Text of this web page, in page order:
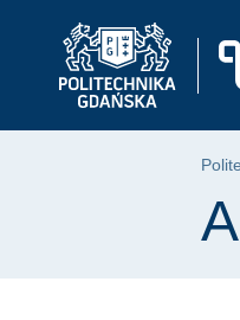
głównego
wyszukiwarki
Nabór w